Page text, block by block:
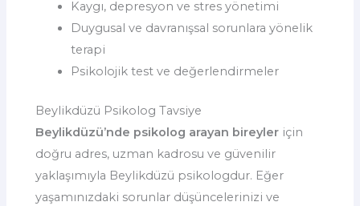
Kaygı, depresyon ve stres yönetimi
Duygusal ve davranışsal sorunlara yönelik
terapi
Psikolojik test ve değerlendirmeler
Beylikdüzü Psikolog Tavsiye
Beylikdüzü’nde psikolog arayan bireyler için
doğru adres, uzman kadrosu ve güvenilir
yaklaşımıyla Beylikdüzü psikologdur. Eğer
yaşamınızdaki sorunlar düşüncelerinizi ve